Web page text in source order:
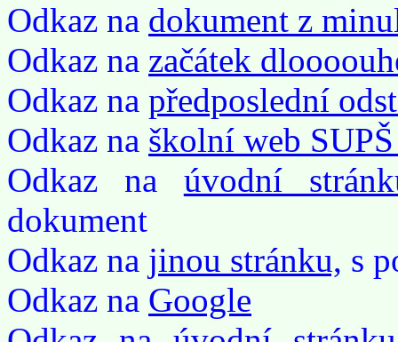
Odkaz na dokument z
Odkaz na začátek
Odkaz na předposlední
Odkaz na školní web
Odkaz na úvodní
dokument
Odkaz na jinou stránku, s
Odkaz na Google